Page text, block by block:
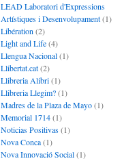
LEAD Laboratori d'Expressions
Artístiques i Desenvolupament(1)
Libération (2)
Light and Life(4)
Llengua Nacional(1)
Llibertat.cat(2)
Llibreria Alibri(1)
Llibreria Llegim?(1)
Madres de la Plaza de Mayo(1)
Memorial 1714(1)
Noticias Positivas(1)
Nova Conca(1)
Nova Innovació Social(1)